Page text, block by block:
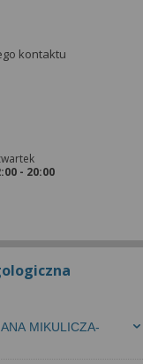
kontaktu
rejestracji
- 20:00
MIKULICZA-